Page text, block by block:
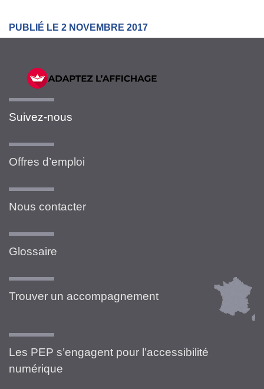
PUBLIÉ LE 2 NOVEMBRE 2017
Suivez-nous
Offres d’emploi
Nous contacter
Glossaire
Trouver un accompagnement
Les PEP s’engagent pour l’accessibilité
numérique